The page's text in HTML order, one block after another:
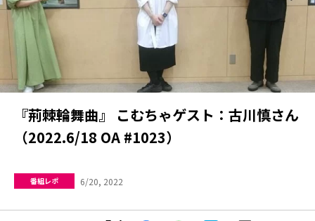
『荊棘輪舞曲』 こむちゃゲスト：古川慎さん
（2022.6/18 OA #1023）
番組レポ 6/20, 2022